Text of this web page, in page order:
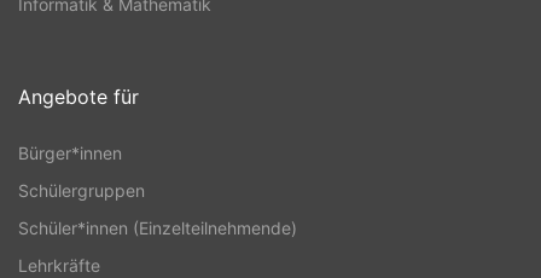
Informatik & Mathematik
Angebote für
Bürger*innen
Schülergruppen
Schüler*innen (Einzelteilnehmende)
Lehrkräfte